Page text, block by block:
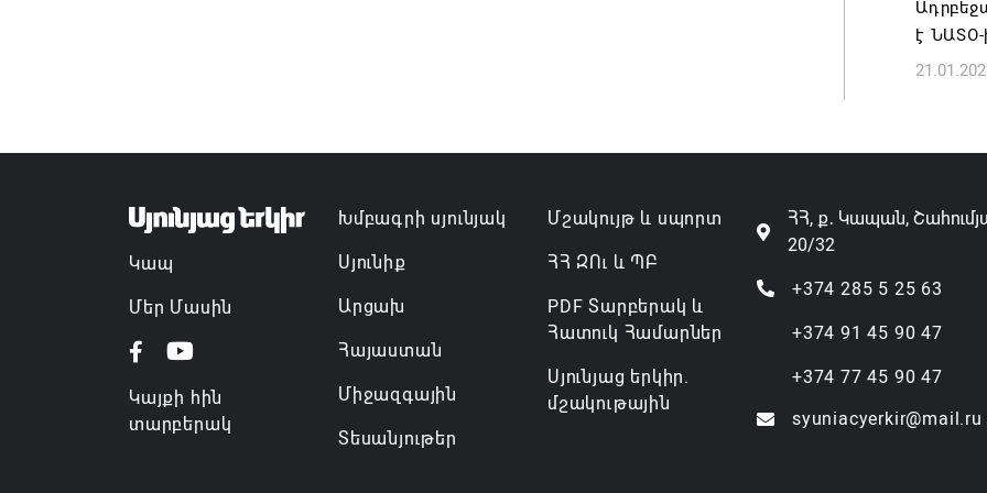
է ՆԱՏՕ-
Կապ
Մեր Մասին
Կայքի հին
տարբերակ
Խմբագրի սյունյակ
Սյունիք
Արցախ
Հայաստան
Միջազգային
Տեսանյութեր
Մշակույթ և սպորտ
ՀՀ ԶՈւ և ՊԲ
PDF Տարբերակ և
Հատուկ Համարներ
Սյունյաց երկիր.
մշակութային
ՀՀ, ք․ Կապան,
20/32
+374 285 5 25 63
+374 91 45 90 47
+374 77 45 90 47
syuniacyerkir@mail.ru